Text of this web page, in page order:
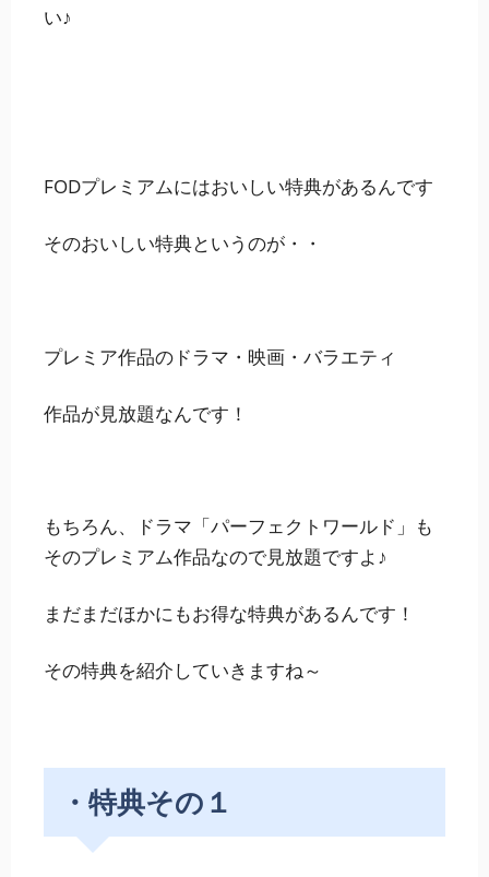
い♪
FODプレミアムにはおいしい特典があるんです
そのおいしい特典というのが・・
プレミア作品のドラマ・映画・バラエティ
作品が見放題なんです！
もちろん、ドラマ「パーフェクトワールド」も
そのプレミアム作品なので見放題ですよ♪
まだまだほかにもお得な特典があるんです！
その特典を紹介していきますね～
・特典その１